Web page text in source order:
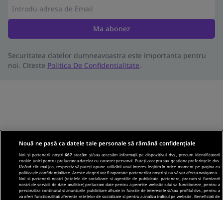
Ma abonez
Securitatea datelor dumneavoastra este importanta pentru
noi. Citeste Politica De Confidentialitate.
Nouă ne pasă ca datele tale personale să rămână confidențiale
Noi și partenerii noștri667 stocăm și/sau accesăm informații pe dispozitivul dvs., precum identificatorii
cookie unici pentru prelucrarea datelor cu caracter personal. Puteți accepta sau gestiona preferințele dvs.
făcând clic mai jos, respectiv vă puteți opune utilizării unui interes legitim în orice moment pe pagina cu
politica de confidențialitate. Aceste alegeri vor fi raportate partenerilor noștri și nu vă vor afecta navigarea.
Noi si partenerii nostri (retelele de socializare si agentiile de publicitate partenere, precum si furnizorii
nostri de servicii de date analitice) prelucram date pentru a permite website-ului sa functioneze, pentru a
personaliza continutul si anunturile publicitare afisate in functie de interesele si/sau profilul dvs., pentru a
va oferi functionalitati aferente retelelor de socializare si pentru a analiza traficul pe website. Beneficiati de